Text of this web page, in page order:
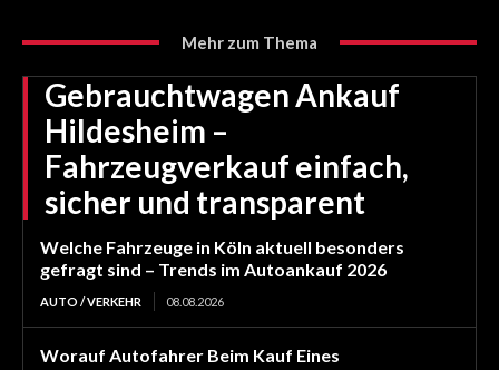
Mehr zum Thema
Gebrauchtwagen Ankauf
Hildesheim –
Fahrzeugverkauf einfach,
sicher und transparent
Welche Fahrzeuge in Köln aktuell besonders
gefragt sind – Trends im Autoankauf 2026
AUTO / VERKEHR 08.08.2026
Worauf Autofahrer Beim Kauf Eines